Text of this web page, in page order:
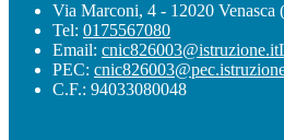
Via Marconi, 4 - 12020 Venasca
Tel: 0175567080
Email: cnic826003@istruzione.it
PEC:
C.F.: 94033080048